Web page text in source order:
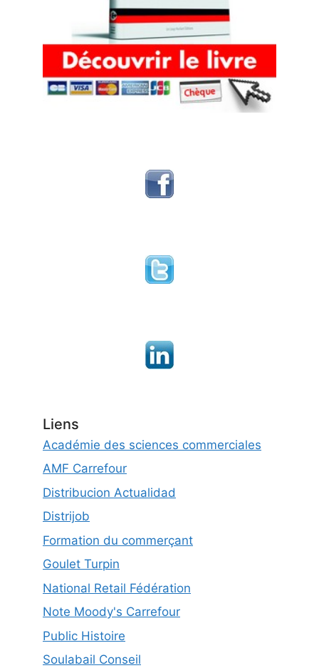
Liens
Académie des sciences commerciales
AMF Carrefour
Distribucion Actualidad
Distrijob
Formation du commerçant
Goulet Turpin
National Retail Fédération
Note Moody's Carrefour
Public Histoire
Soulabail Conseil